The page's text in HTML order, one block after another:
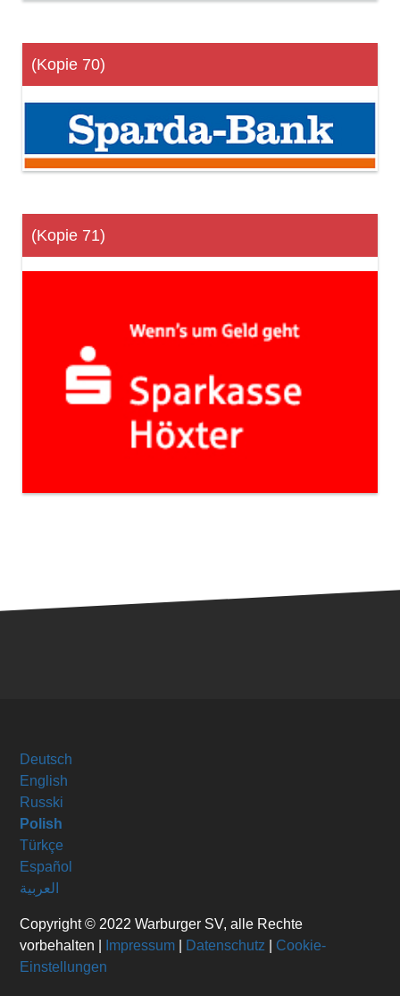
(Kopie 70)
(Kopie 71)
Deutsch
English
Russki
Polish
Türkçe
Español
العربية
Copyright © 2022 Warburger SV, alle Rechte
vorbehalten |
Impressum Datenschutz
Cookie-
Einstellungen